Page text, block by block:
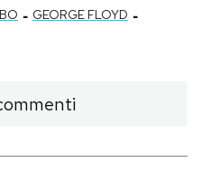
- GEORGE FLOYD -